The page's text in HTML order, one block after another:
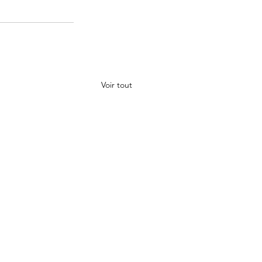
Voir tout